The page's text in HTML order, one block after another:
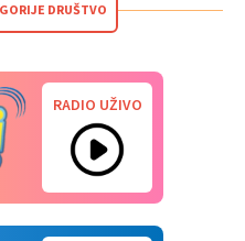
DRUŠTVO
RADIO UŽIVO